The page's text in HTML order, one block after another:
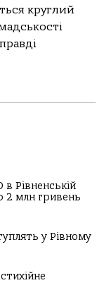
круглий
Рівненській
2 млн гривень
у Рівному